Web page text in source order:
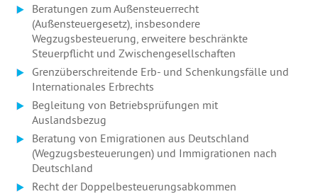
Beratungen zum Außensteuerrecht
(Außensteuergesetz), insbesondere
Wegzugsbesteuerung, erweitere beschränkte
Steuerpflicht und Zwischengesellschaften
Grenzüberschreitende Erb- und Schenkungsfälle und
Internationales Erbrechts
Begleitung von Betriebsprüfungen mit
Auslandsbezug
Beratung von Emigrationen aus Deutschland
(Wegzugsbesteuerungen) und Immigrationen nach
Deutschland
Recht der Doppelbesteuerungsabkommen